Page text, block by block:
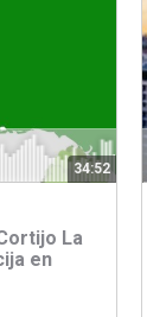
34:52
La
en